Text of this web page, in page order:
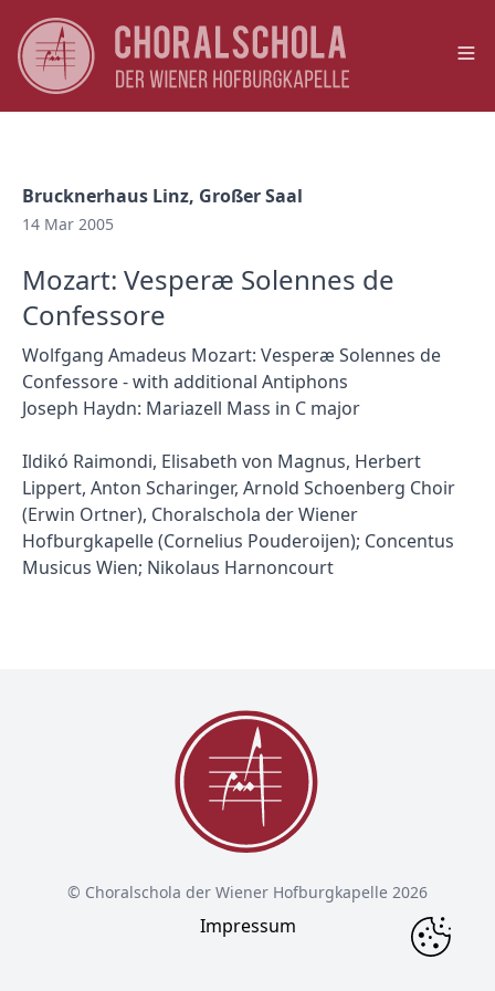
Brucknerhaus Linz, Großer Saal
14 Mar 2005
Mozart: Vesperæ Solennes de
Confessore
Wolfgang Amadeus Mozart: Vesperæ Solennes de
Confessore - with additional Antiphons
Joseph Haydn: Mariazell Mass in C major
Ildikó Raimondi, Elisabeth von Magnus, Herbert
Lippert, Anton Scharinger, Arnold Schoenberg Choir
(Erwin Ortner), Choralschola der Wiener
Hofburgkapelle (Cornelius Pouderoijen); Concentus
Musicus Wien; Nikolaus Harnoncourt
© Choralschola der Wiener Hofburgkapelle 2026
Impressum